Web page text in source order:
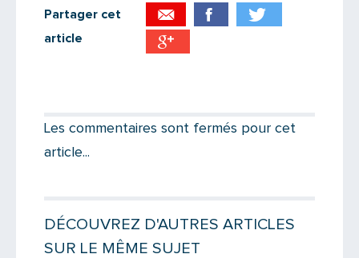
Partager cet
article
Les commentaires sont fermés pour cet
article...
DÉCOUVREZ D'AUTRES ARTICLES
SUR LE MÊME SUJET